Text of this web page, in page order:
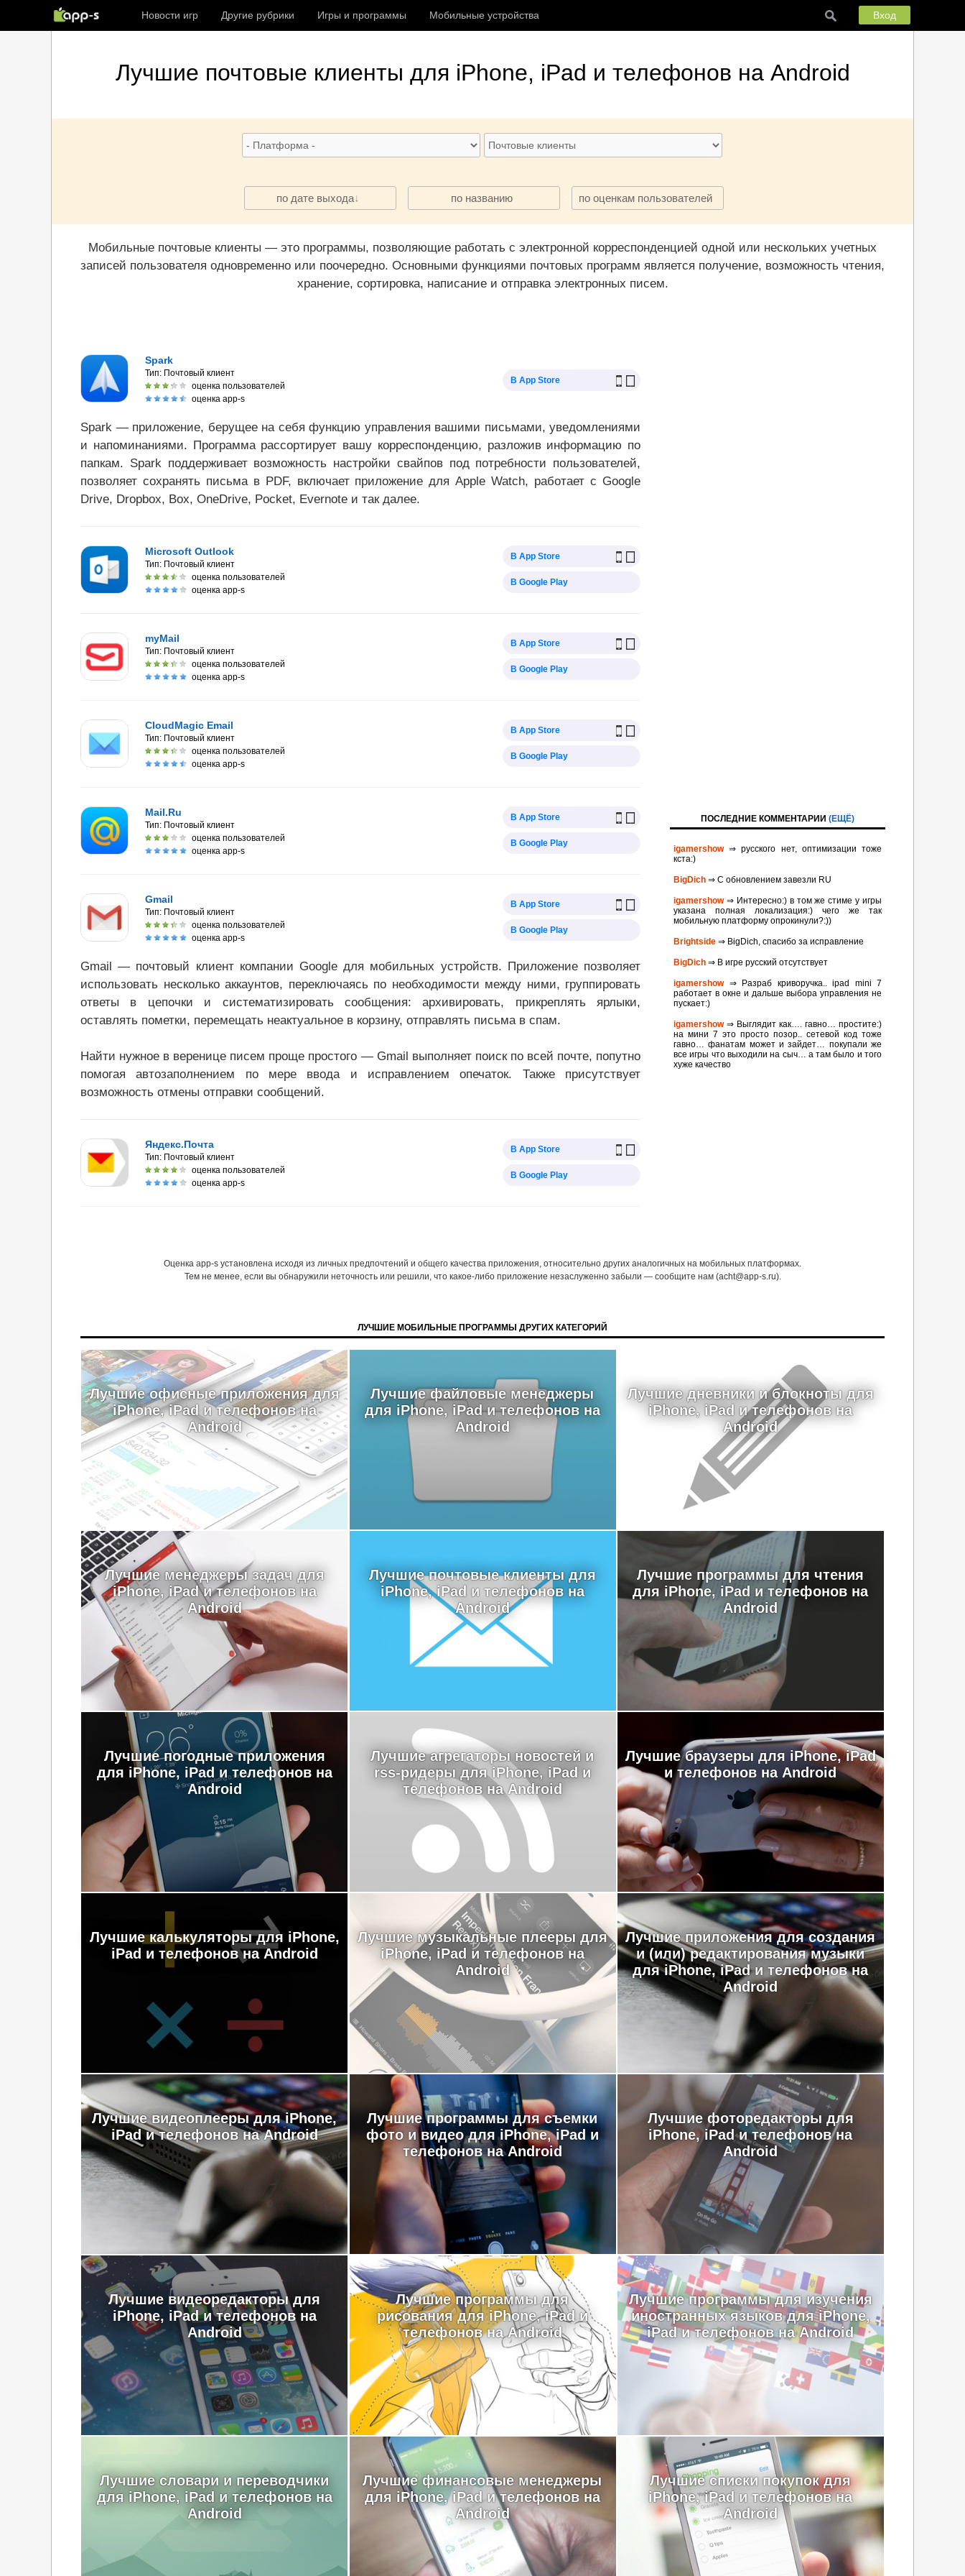
Новости игр Другие рубрики Игры и программы Мобильные устройства Вход
Лучшие почтовые клиенты для iPhone, iPad и телефонов на Android
по дате выхода · по названию · по оценкам пользователей
Мобильные почтовые клиенты — это программы, позволяющие работать с электронной корреспонденцией одной или нескольких учетных
записей пользователя одновременно или поочередно. Основными функциями почтовых программ является получение, возможность чтения,
хранение, сортировка, написание и отправка электронных писем.
Spark
Тип: Почтовый клиент
оценка пользователей
оценка app-s
В App Store
Spark — приложение, берущее на себя функцию управления вашими письмами, уведомлениями
и напоминаниями. Программа рассортирует вашу корреспонденцию, разложив информацию по
папкам. Spark поддерживает возможность настройки свайпов под потребности пользователей,
позволяет сохранять письма в PDF, включает приложение для Apple Watch, работает с Google
Drive, Dropbox, Box, OneDrive, Pocket, Evernote и так далее.
Microsoft Outlook
Тип: Почтовый клиент
оценка пользователей
оценка app-s
В App Store
В Google Play
myMail
Тип: Почтовый клиент
оценка пользователей
оценка app-s
В App Store
В Google Play
CloudMagic Email
Тип: Почтовый клиент
оценка пользователей
оценка app-s
В App Store
В Google Play
Mail.Ru
Тип: Почтовый клиент
оценка пользователей
оценка app-s
В App Store
В Google Play
Gmail
Тип: Почтовый клиент
оценка пользователей
оценка app-s
В App Store
В Google Play
Gmail — почтовый клиент компании Google для мобильных устройств. Приложение позволяет
использовать несколько аккаунтов, переключаясь по необходимости между ними, группировать
ответы в цепочки и систематизировать сообщения: архивировать, прикреплять ярлыки,
оставлять пометки, перемещать неактуальное в корзину, отправлять письма в спам.
Найти нужное в веренице писем проще простого — Gmail выполняет поиск по всей почте, попутно
помогая автозаполнением по мере ввода и исправлением опечаток. Также присутствует
возможность отмены отправки сообщений.
Яндекс.Почта
Тип: Почтовый клиент
оценка пользователей
оценка app-s
В App Store
В Google Play
ПОСЛЕДНИЕ КОММЕНТАРИИ (ЕЩЁ)
igamershow⇒ русского нет, оптимизации тоже
кста:)
BigDich ⇒ С обновлением завезли RU
igamershow⇒ Интересно:) в том же стиме у игры
указана полная локализация:) чего же так
мобильную платформу опрокинули?:))
Brightside ⇒ BigDich, спасибо за исправление
BigDich ⇒ В игре русский отсутствует
igamershow⇒ Разраб криворучка.. ipad mini 7
работает в окне и дальше выбора управления не
пускает:)
igamershow⇒ Выглядит как…. гавно… простите:)
на мини 7 это просто позор.. сетевой код тоже
гавно… фанатам может и зайдет… покупали же
все игры что выходили на сыч… а там было и того
хуже качество
Оценка app-s установлена исходя из личных предпочтений и общего качества приложения, относительно других аналогичных на мобильных платформах.
Тем не менее, если вы обнаружили неточность или решили, что какое-либо приложение незаслуженно забыли — сообщите нам (acht@app-s.ru).
ЛУЧШИЕ МОБИЛЬНЫЕ ПРОГРАММЫ ДРУГИХ КАТЕГОРИЙ
Лучшие офисные приложения для
iPhone, iPad и телефонов на
Android
Лучшие файловые менеджеры
для iPhone, iPad и телефонов на
Android
Лучшие дневники и блокноты для
iPhone, iPad и телефонов на
Android
Лучшие менеджеры задач для
iPhone, iPad и телефонов на
Android
Лучшие почтовые клиенты для
iPhone, iPad и телефонов на
Android
Лучшие программы для чтения
для iPhone, iPad и телефонов на
Android
Лучшие погодные приложения
для iPhone, iPad и телефонов на
Android
Лучшие агрегаторы новостей и
rss-ридеры для iPhone, iPad и
телефонов на Android
Лучшие браузеры для iPhone, iPad
и телефонов на Android
Лучшие калькуляторы для iPhone,
iPad и телефонов на Android
Лучшие музыкальные плееры для
iPhone, iPad и телефонов на
Android
Лучшие приложения для создания
и (или) редактирования музыки
для iPhone, iPad и телефонов на
Android
Лучшие видеоплееры для iPhone,
iPad и телефонов на Android
Лучшие программы для съемки
фото и видео для iPhone, iPad и
телефонов на Android
Лучшие фоторедакторы для
iPhone, iPad и телефонов на
Android
Лучшие видеоредакторы для
iPhone, iPad и телефонов на
Android
Лучшие программы для
рисования для iPhone, iPad и
телефонов на Android
Лучшие программы для изучения
иностранных языков для iPhone,
iPad и телефонов на Android
Лучшие словари и переводчики
для iPhone, iPad и телефонов на
Android
Лучшие финансовые менеджеры
для iPhone, iPad и телефонов на
Android
Лучшие cписки покупок для
iPhone, iPad и телефонов на
Android